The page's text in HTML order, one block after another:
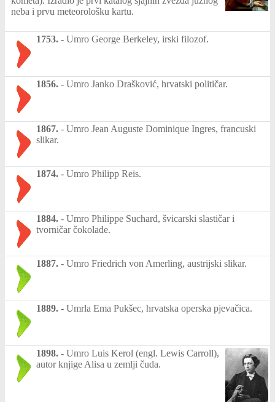
neba i prvu meteorološku kartu.
1753. - Umro George Berkeley, irski filozof.
1856. - Umro Janko Drašković, hrvatski političar.
1867. - Umro Jean Auguste Dominique Ingres, francuski
slikar.
1874. - Umro Philipp Reis.
1884. - Umro Philippe Suchard, švicarski slastičar i
tvorničar čokolade.
1887. - Umro Friedrich von Amerling, austrijski slikar.
1889. - Umrla Ema Pukšec, hrvatska operska pjevačica.
1898. - Umro Luis Kerol (engl. Lewis Carroll),
autor knjige Alisa u zemlji čuda.